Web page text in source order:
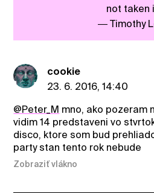
not taken
― Timothy
cookie
23. 6. 2016, 14:40
@Peter_M mno, ako pozeram
vidim 14 predstaveni vo
disco, ktore som bud
party stan tento rok nebude
Zobraziť vlákno